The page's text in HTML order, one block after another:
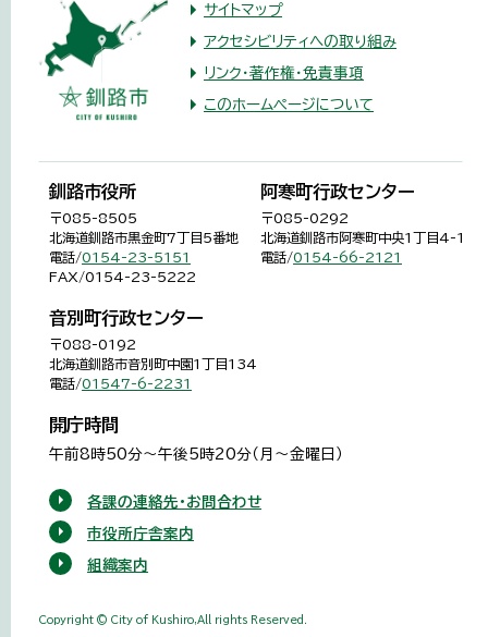
サイトマップ
アクセシビリティへの取り組み
リンク・著作権・免責事項
このホームページについて
釧路市役所
〒085-8505
北海道釧路市黒金町7丁目5番地
電話/0154-23-5151
FAX/0154-23-5222
阿寒町行政センター
〒085-0292
北海道釧路市阿寒町中央1丁目4-1
電話/0154-66-2121
音別町行政センター
〒088-0192
北海道釧路市音別町中園1丁目134
電話/01547-6-2231
開庁時間
午前8時50分～午後5時20分（月～金曜日）
各課の連絡先・お問合わせ
市役所庁舎案内
組織案内
Copyright © City of Kushiro,All rights Reserved.